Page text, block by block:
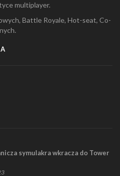
multiplayer.
Battle Royale, Hot-seat, Co-
symulakra wkracza do Tower